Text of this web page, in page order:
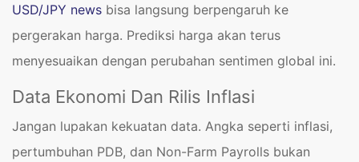
USD/JPY news bisa langsung berpengaruh ke
pergerakan harga. Prediksi harga akan terus
menyesuaikan dengan perubahan sentimen global ini.
Data Ekonomi Dan Rilis Inflasi
Jangan lupakan kekuatan data. Angka seperti inflasi,
pertumbuhan PDB, dan Non-Farm Payrolls bukan